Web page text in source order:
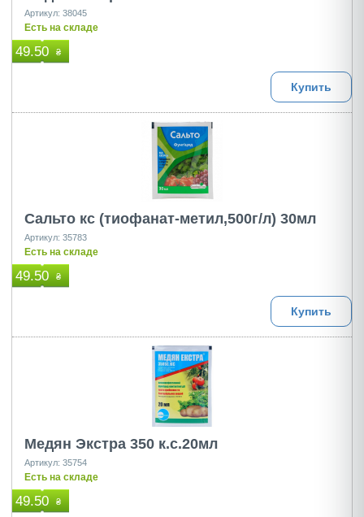
Артикул: 38045
Есть на складе
49.50 ₴
Купить
Сальто кс (тиофанат-метил,500г/л) 30мл
Артикул: 35783
Есть на складе
49.50 ₴
Купить
Медян Экстра 350 к.с.20мл
Артикул: 35754
Есть на складе
49.50 ₴